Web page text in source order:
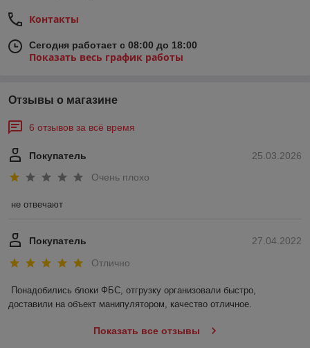
Контакты
Сегодня работает с 08:00 до 18:00
Показать весь график работы
Отзывы о магазине
6 отзывов за всё время
25.03.2026
Покупатель
Очень плохо
не отвечают
27.04.2022
Покупатель
Отлично
Понадобились блоки ФБС, отгрузку организовали быстро,
доставили на объект манипулятором, качество отличное.
Показать все отзывы